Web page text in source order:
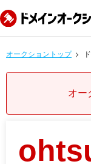
オークショントップ
オー